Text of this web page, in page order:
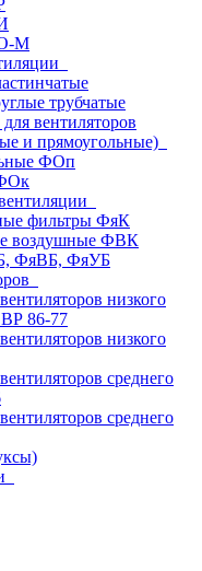
М
трубчатые
вентиляторов
и прямоугольные)
ФОп
фильтры ФяК
воздушные ФВК
ФяВБ, ФяУБ
низкого
86-77
низкого
среднего
среднего